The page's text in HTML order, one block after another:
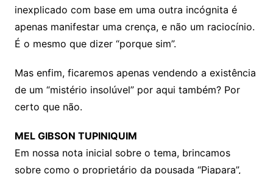
inexplicado com base em uma outra incógnita é
apenas manifestar uma crença, e não um raciocínio.
É o mesmo que dizer “porque sim”.
Mas enfim, ficaremos apenas vendendo a existência
de um “mistério insolúvel” por aqui também? Por
certo que não.
MEL GIBSON TUPINIQUIM
Em nossa nota inicial sobre o tema, brincamos
sobre como o proprietário da pousada “Piapara”,